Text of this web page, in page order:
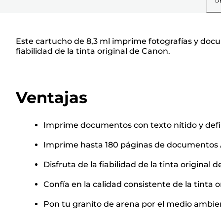
Este cartucho de 8,3 ml imprime fotografías y
fiabilidad de la tinta original de Canon.
Ventajas
Imprime documentos con texto nítido y
Imprime hasta 180 páginas de
Disfruta de la fiabilidad de la tinta original
Confía en la calidad consistente de la tinta
Pon tu granito de arena por el medio